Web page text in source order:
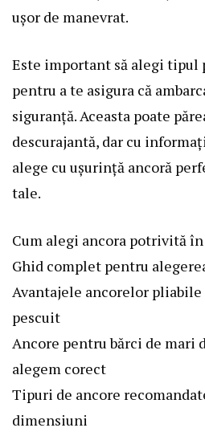
ușor de manevrat.
Este important să alegi tipul
pentru a te asigura că
siguranță. Aceasta poate
descurajantă, dar cu
alege cu ușurință ancoră
tale.
Cum alegi ancora potrivită
Ghid complet pentru
Avantajele ancorelor
pescuit
Ancore pentru bărci de mari
alegem corect
Tipuri de ancore
dimensiuni